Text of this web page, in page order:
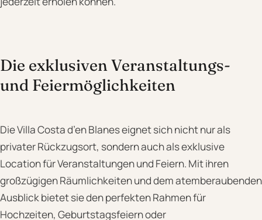
Die exklusiven Veranstaltungs-
und Feiermöglichkeiten
Die Villa Costa d’en Blanes eignet sich nicht nur als
privater Rückzugsort, sondern auch als exklusive
Location für Veranstaltungen und Feiern. Mit ihren
großzügigen Räumlichkeiten und dem atemberaubenden
Ausblick bietet sie den perfekten Rahmen für
Hochzeiten, Geburtstagsfeiern oder